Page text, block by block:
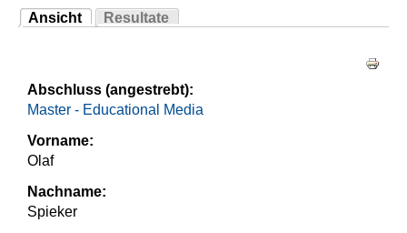
Sie sind hier
Ansicht
(aktiver Reiter)
Resultate
Abschluss (angestrebt):
Master - Educational Media
Vorname:
Olaf
Nachname:
Spieker